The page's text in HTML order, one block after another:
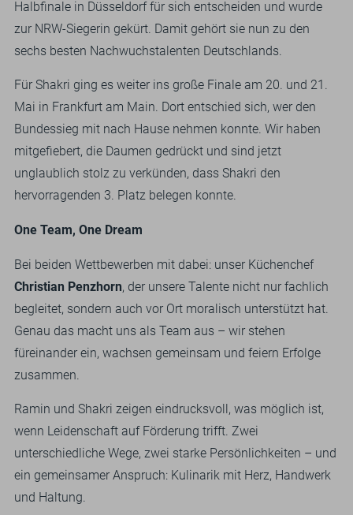
Halbfinale in Düsseldorf für sich entscheiden und wurde
zur NRW-Siegerin gekürt. Damit gehört sie nun zu den
sechs besten Nachwuchstalenten Deutschlands.
Für Shakri ging es weiter ins große Finale am 20. und 21.
Mai in Frankfurt am Main. Dort entschied sich, wer den
Bundessieg mit nach Hause nehmen konnte. Wir haben
mitgefiebert, die Daumen gedrückt und sind jetzt
unglaublich stolz zu verkünden, dass Shakri den
hervorragenden 3. Platz belegen konnte.
One Team, One Dream
Bei beiden Wettbewerben mit dabei: unser Küchenchef
Christian Penzhorn, der unsere Talente nicht nur fachlich
begleitet, sondern auch vor Ort moralisch unterstützt hat.
Genau das macht uns als Team aus – wir stehen
füreinander ein, wachsen gemeinsam und feiern Erfolge
zusammen.
Ramin und Shakri zeigen eindrucksvoll, was möglich ist,
wenn Leidenschaft auf Förderung trifft. Zwei
unterschiedliche Wege, zwei starke Persönlichkeiten – und
ein gemeinsamer Anspruch: Kulinarik mit Herz, Handwerk
und Haltung.